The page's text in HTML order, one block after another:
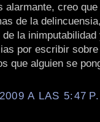
alarmante, creo
de la
la
por escribir
que alguien se
A LAS 5:47